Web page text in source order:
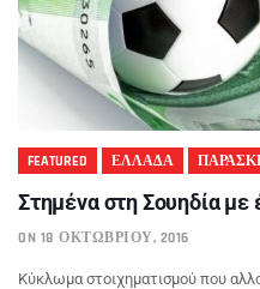
FEATURED ΕΛΛΑΔΑ
Στημένα στη Σουηδία
ON 18 ΟΚΤΩΒΡΊΟΥ, 2016
Κύκλωμα στοιχηματισμού που